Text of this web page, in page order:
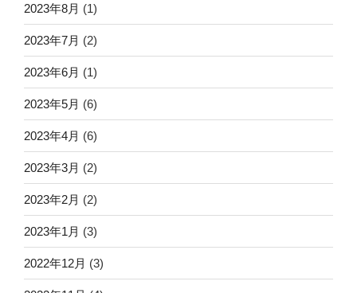
2023年8月 (1)
2023年7月 (2)
2023年6月 (1)
2023年5月 (6)
2023年4月 (6)
2023年3月 (2)
2023年2月 (2)
2023年1月 (3)
2022年12月 (3)